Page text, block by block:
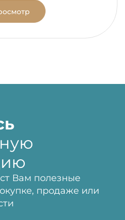
Вам полезные
продаже или